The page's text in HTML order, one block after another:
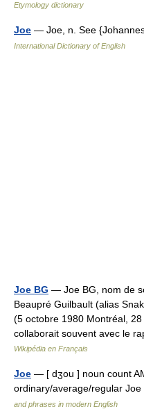
Etymology dictionary
Joe — Joe, n. See
International Dictionary of English
Joe BG — Joe BG, nom de
Beaupré Guilbault (alias
(5 octobre 1980 Montréal,
collaborait souvent avec le
Wikipédia en Français
Joe — [ dʒou ] noun count
ordinary/average/regular
and phrases in modern English